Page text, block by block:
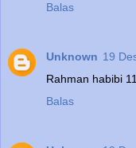
Balas
Unknown 19
Rahman habibi
Balas